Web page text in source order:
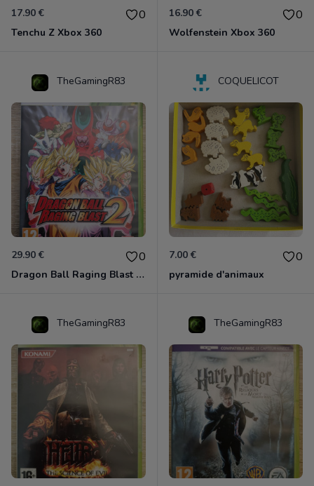
17.90 € 0
Tenchu Z Xbox 360
16.90 € 0
Wolfenstein Xbox 360
TheGamingR83
29.90 € 0
Dragon Ball Raging Blast 2 Xbox 360
COQUELICOT
7.00 € 0
pyramide d'animaux
TheGamingR83 TheGamingR83